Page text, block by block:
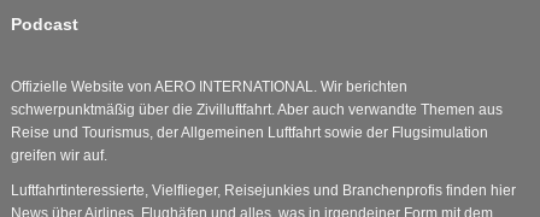
Podcast
Offizielle Website von AERO INTERNATIONAL. Wir berichten
schwerpunktmäßig über die Zivilluftfahrt. Aber auch verwandte Themen aus
Reise und Tourismus, der Allgemeinen Luftfahrt sowie der Flugsimulation
greifen wir auf.
Luftfahrtinteressierte, Vielflieger, Reisejunkies und Branchenprofis finden hier
News über Airlines, Flughäfen und alles, was in irgendeiner Form mit dem